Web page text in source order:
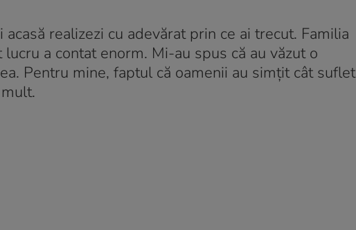
realizezi cu adevărat prin ce ai trecut. Familia
a contat enorm. Mi-au spus că au văzut o
Pentru mine, faptul că oamenii au simțit cât suflet